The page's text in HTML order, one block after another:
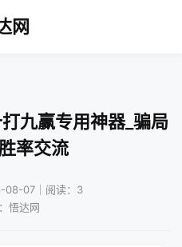
网
九赢专用神器_骗局
率交流
08-07｜阅读：3
悟达网